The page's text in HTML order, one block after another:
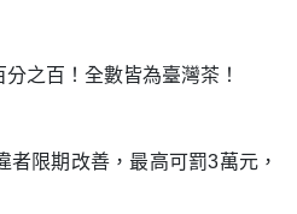
之百！全數皆為臺灣茶！
者限期改善，最高可罰3萬元，